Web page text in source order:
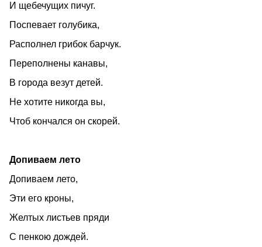
И щебечущих пичуг.
Поспевает голубика,
Располнел грибок барчук.
Переполнены канавы,
В города везут детей.
Не хотите никогда вы,
Чтоб кончался он скорей.
Допиваем лето
Допиваем лето,
Эти его кроны,
Желтых листьев пряди
С пенкою дождей.